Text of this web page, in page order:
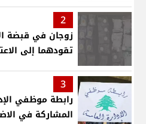
2
زوجان في قبضة
تقودهما إلى
3
رابطة موظفي
المشاركة في